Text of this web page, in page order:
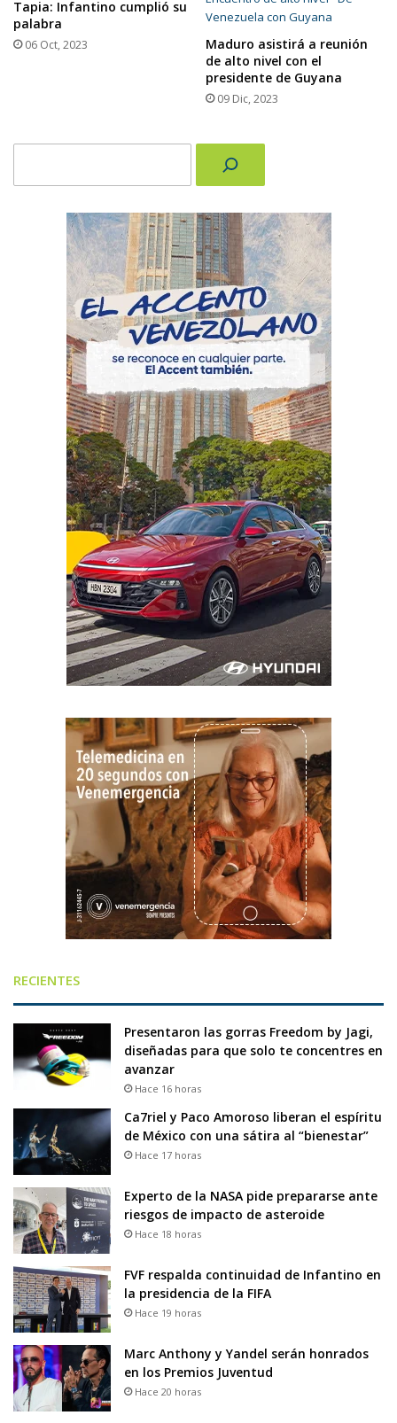
Tapia: Infantino cumplió su
palabra
06 Oct, 2023
Maduro asistirá a reunión
de alto nivel con el
presidente de Guyana
09 Dic, 2023
RECIENTES
Presentaron las gorras Freedom by Jagi,
diseñadas para que solo te concentres en
avanzar
Hace 16 horas
Ca7riel y Paco Amoroso liberan el espíritu
de México con una sátira al “bienestar”
Hace 17 horas
Experto de la NASA pide prepararse ante
riesgos de impacto de asteroide
Hace 18 horas
FVF respalda continuidad de Infantino en
la presidencia de la FIFA
Hace 19 horas
Marc Anthony y Yandel serán honrados
en los Premios Juventud
Hace 20 horas